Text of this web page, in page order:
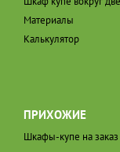
Материалы
Калькулятор
ПРИХОЖИЕ
Шкафы-купе на заказ